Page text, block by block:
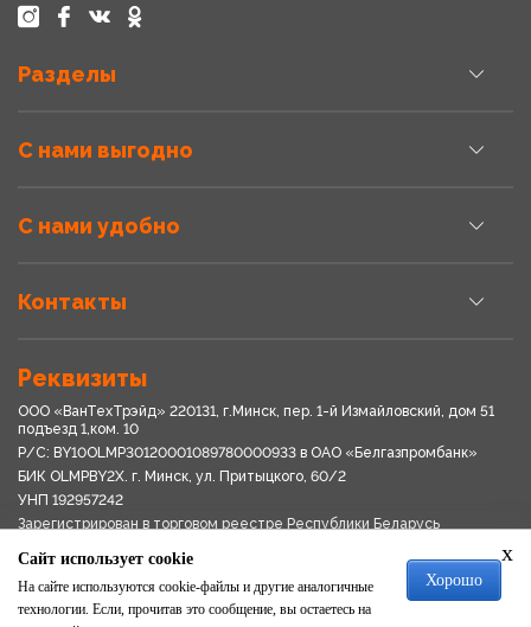
Разделы
С нами выгодно
С нами удобно
Контакты
Реквизиты
ООО «ВанТехТрэйд» 220131, г.Минск, пер. 1-й Измайловский, дом 51
подъезд 1,ком. 10
Р/С: BY10OLMP30120001089780000933 в OАО «Белгазпромбанк»
БИК OLMPBY2X. г. Минск, ул. Притыцкого, 60/2
УНП 192957242
Зарегистрирован в торговом реестре Республики Беларусь
Свидетельство о регистрации № 192957242выдано 18.08.2017
Мингориспоплком
Политика обработки персональных данных
x
Сайт использует cookie
На сайте используются cookie-файлы и другие аналогичные
технологии. Если, прочитав это сообщение, вы остаетесь на
Хорошо